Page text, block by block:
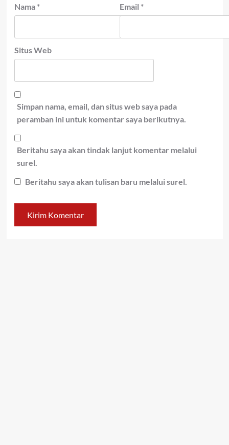
Nama * Email *
Situs Web
Simpan nama, email, dan situs web saya pada
peramban ini untuk komentar saya berikutnya.
Beritahu saya akan tindak lanjut komentar melalui
surel.
Beritahu saya akan tulisan baru melalui surel.